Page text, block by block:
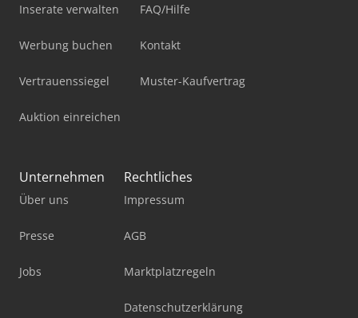
Inserate verwalten
Werbung buchen
Vertrauenssiegel
Auktion einreichen
FAQ/Hilfe
Kontakt
Muster-Kaufvertrag
Unternehmen
Über uns
Presse
Jobs
Rechtliches
Impressum
AGB
Marktplatzregeln
Datenschutzerklärung